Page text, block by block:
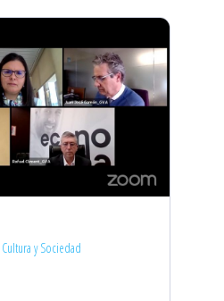
Cultura y Sociedad